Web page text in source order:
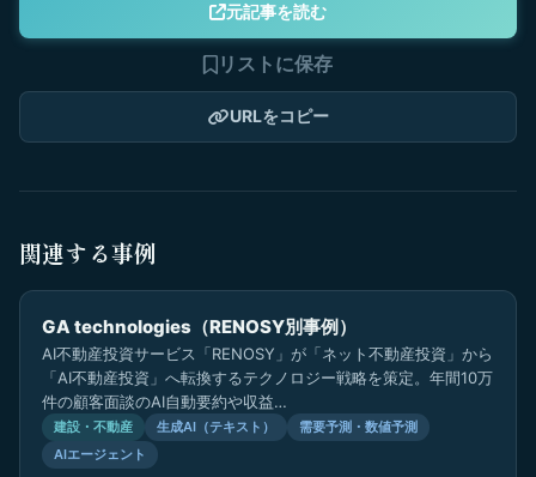
元記事を読む
リストに保存
URLをコピー
関連する事例
GA technologies（RENOSY別事例）
AI不動産投資サービス「RENOSY」が「ネット不動産投資」から
「AI不動産投資」へ転換するテクノロジー戦略を策定。年間10万
件の顧客面談のAI自動要約や収益…
建設・不動産 生成AI（テキスト）
需要予測・数値予測
AIエージェント